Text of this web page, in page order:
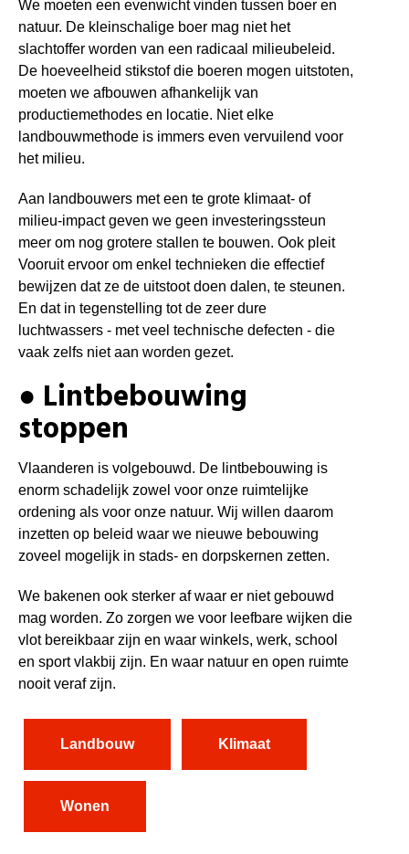
We moeten een evenwicht vinden tussen boer en
natuur. De kleinschalige boer mag niet het
slachtoffer worden van een radicaal milieubeleid.
De hoeveelheid stikstof die boeren mogen uitstoten,
moeten we afbouwen afhankelijk van
productiemethodes en locatie. Niet elke
landbouwmethode is immers even vervuilend voor
het milieu.
Aan landbouwers met een te grote klimaat- of
milieu-impact geven we geen investeringssteun
meer om nog grotere stallen te bouwen. Ook pleit
Vooruit ervoor om enkel technieken die effectief
bewijzen dat ze de uitstoot doen dalen, te steunen.
En dat in tegenstelling tot de zeer dure
luchtwassers - met veel technische defecten - die
vaak zelfs niet aan worden gezet.
● Lintbebouwing
stoppen
Vlaanderen is volgebouwd. De lintbebouwing is
enorm schadelijk zowel voor onze ruimtelijke
ordening als voor onze natuur. Wij willen daarom
inzetten op beleid waar we nieuwe bebouwing
zoveel mogelijk in stads- en dorpskernen zetten.
We bakenen ook sterker af waar er niet gebouwd
mag worden. Zo zorgen we voor leefbare wijken die
vlot bereikbaar zijn en waar winkels, werk, school
en sport vlakbij zijn. En waar natuur en open ruimte
nooit veraf zijn.
Landbouw Klimaat
Wonen